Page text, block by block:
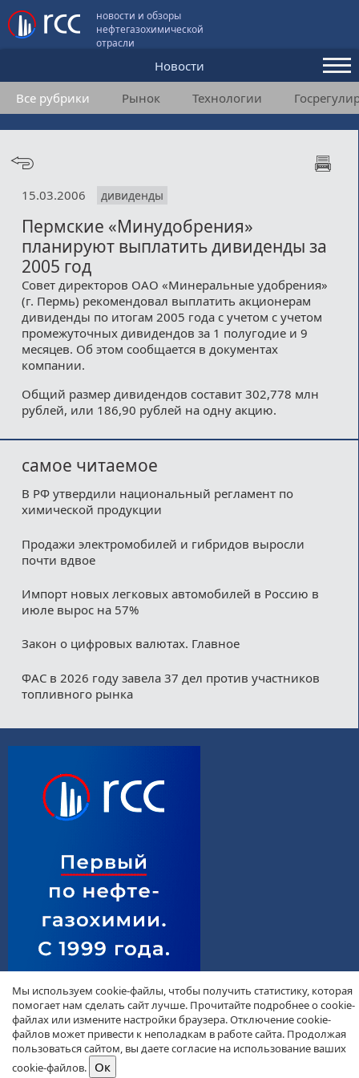
новости и обзоры
нефтегазохимической
отрасли
Новости
Аналитика и мнения
Конференции
Подписка
Пользовательское соглашение
Медиакит
Контакты
Все рубрики Рынок Технологии
15.03.2006 дивиденды
Пермские «Минудобрения»
планируют выплатить дивиденды за
2005 год
Совет директоров ОАО «Минеральные удобрения»
(г. Пермь) рекомендовал выплатить акционерам
дивиденды по итогам 2005 года с учетом с учетом
промежуточных дивидендов за 1 полугодие и 9
месяцев. Об этом сообщается в документах
компании.
Общий размер дивидендов составит 302,778 млн
рублей, или 186,90 рублей на одну акцию.
самое читаемое
В РФ утвердили национальный регламент по
химической продукции
Продажи электромобилей и гибридов выросли
почти вдвое
Импорт новых легковых автомобилей в Россию в
июле вырос на 57%
Закон о цифровых валютах. Главное
ФАС в 2026 году завела 37 дел против участников
топливного рынка
Мы используем cookie-файлы, чтобы получить статистику, которая
помогает нам сделать сайт лучше. Прочитайте подробнее о cookie-
файлах или измените настройки браузера. Отключение cookie-
файлов может привести к неполадкам в работе сайта. Продолжая
пользоваться сайтом, вы даете согласие на использование ваших
cookie-файлов.